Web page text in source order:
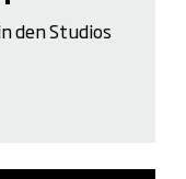
den Studios